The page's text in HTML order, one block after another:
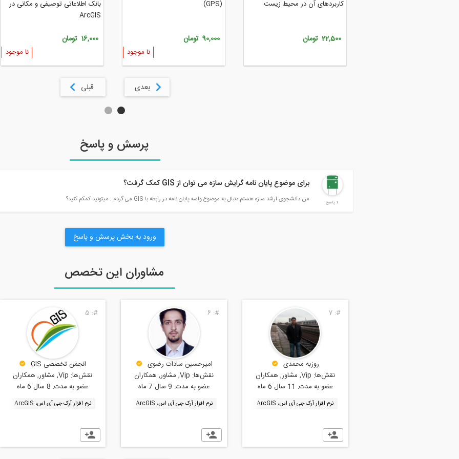
کاربردهای آن در محیط زیست
22,500 تومان
(GPS)
90,000 تومان
نا موجود
بانک اطلاعاتی توصیفی و مکانی در
ArcGIS
16,000 تومان
نا موجود
بعدی قبلی
پرسش و پاسخ
1 پاسخ
برای موضوع پایان نامه گرایش سازه می توان از GIS کمک گرفت؟
من دانشجوی ارشد سازه هستم دنبال یه موضوع واسه پایان نامه در رابطه با GIS می گردم . میتونید کمکم کنید؟
ورود به بخش پرسش و پاسخ
مشاوران این تخصص
#:
7
روزبه محمدی
نقش‌ها: Vip, مشاور, همکاران
عضو به مدت: 11 سال 6 ماه
نرم افزار آرک جی آی اس، ArcGIS
#:
6
امیرحسین سادات رضوی
نقش‌ها: Vip, مشاور, همکاران
عضو به مدت: 9 سال 7 ماه
نرم افزار آرک جی آی اس، ArcGIS
#:
5
انجمن تخصصی GIS
نقش‌ها: Vip, مشاور, همکاران
عضو به مدت: 8 سال 6 ماه
نرم افزار آرک جی آی اس، ArcGIS